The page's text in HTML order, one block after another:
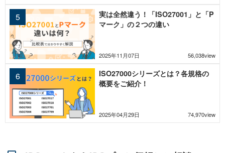
2025年11月07日 56,038view
実は全然違う！「ISO27001」と「P
マーク」の２つの違い
2025年04月29日 74,970view
ISO27000シリーズとは？各規格の
概要をご紹介！